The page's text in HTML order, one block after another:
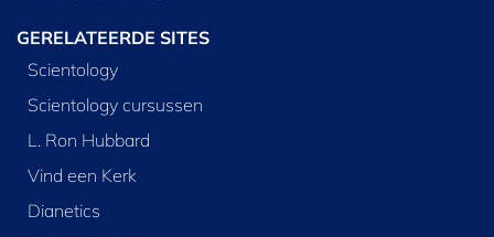
GERELATEERDE SITES
Scientology
Scientology cursussen
L. Ron Hubbard
Vind een Kerk
Dianetics